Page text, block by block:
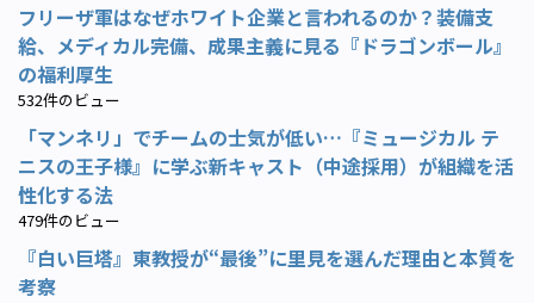
フリーザ軍はなぜホワイト企業と言われるのか？装備支
給、メディカル完備、成果主義に見る『ドラゴンボール』
の福利厚生
532件のビュー
「マンネリ」でチームの士気が低い…『ミュージカル テ
ニスの王子様』に学ぶ新キャスト（中途採用）が組織を活
性化する法
479件のビュー
『白い巨塔』東教授が“最後”に里見を選んだ理由と本質を
考察